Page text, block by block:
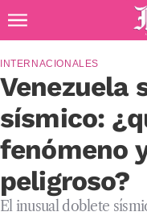
Diario de
Venezuela
sísmico:
fenómeno
peligroso?
INTERNACIONALES
El inusual doblete